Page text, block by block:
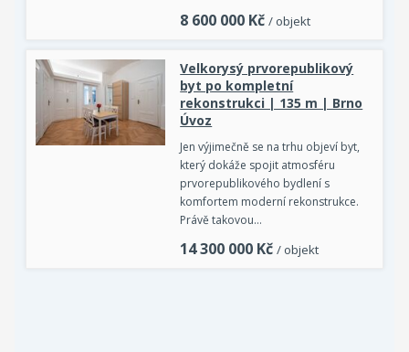
8 600 000 Kč / objekt
Velkorysý prvorepublikový
byt po kompletní
rekonstrukci | 135 m | Brno
Úvoz
Jen výjimečně se na trhu objeví byt,
který dokáže spojit atmosféru
prvorepublikového bydlení s
komfortem moderní rekonstrukce.
Právě takovou…
14 300 000 Kč / objekt